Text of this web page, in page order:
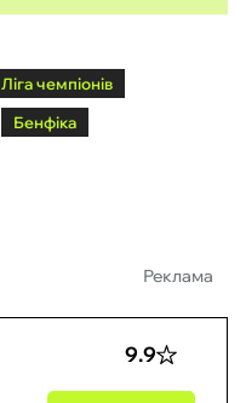
Ліга чемпіонів
Бенфіка
Реклама
9.9